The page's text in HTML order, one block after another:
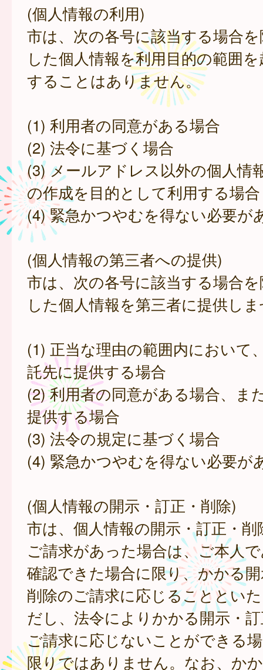
(個人情報の利用)
市は、次の各号に該当する場合
した個人情報を利用目的の範囲
することはありません。
(1) 利用者の同意がある場合
(2) 法令に基づく場合
(3) メールアドレス以外の個人情
の作成を目的として利用する場合
(4) 緊急かつやむを得ない必要が
(個人情報の第三者への提供)
市は、次の各号に該当する場合
した個人情報を第三者に提供し
(1) 正当な理由の範囲内において
託先に提供する場合
(2) 利用者の同意がある場合、ま
提供する場合
(3) 法令の規定に基づく場合
(4) 緊急かつやむを得ない必要が
(個人情報の開示・訂正・削除)
市は、個人情報の開示・訂正・
ご請求があった場合は、ご本人
確認できた場合に限り、かかる
削除のご請求に応じることとい
だし、法令によりかかる開示・
ご請求に応じないことができる
限りではありません。なお、か